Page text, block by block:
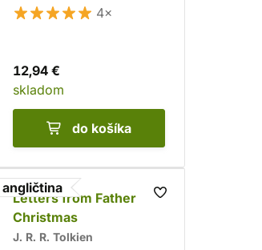
4×
12,94 €
skladom
do košíka
angličtina
Letters from Father
Christmas
J. R. R. Tolkien